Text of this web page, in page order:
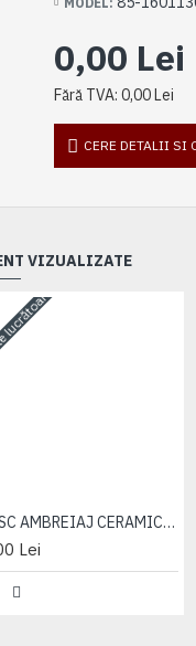
0,00 Lei
Fără TVA: 0,00 Lei
CERE DETALII SI
CAPOTA 1221
Lei
VIZUALIZATE
DISC AMBREIAJ CERAMIC (85-1601130-BY)
Lei